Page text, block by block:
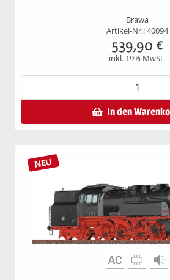
Brawa
Artikel-Nr.: 40094
539,90 €
inkl. 19% MwSt.
In den
NEU